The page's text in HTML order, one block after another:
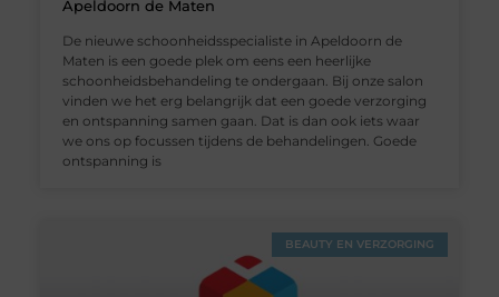
Apeldoorn de Maten
De nieuwe schoonheidsspecialiste in Apeldoorn de
Maten is een goede plek om eens een heerlijke
schoonheidsbehandeling te ondergaan. Bij onze salon
vinden we het erg belangrijk dat een goede verzorging
en ontspanning samen gaan. Dat is dan ook iets waar
we ons op focussen tijdens de behandelingen. Goede
ontspanning is
BEAUTY EN VERZORGING